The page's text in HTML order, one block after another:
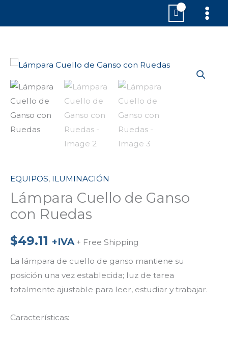
EQUIPOS, ILUMINACIÓN
Lámpara Cuello de Ganso
con Ruedas
$49.11 +IVA + Free Shipping
La lámpara de cuello de ganso mantiene su
posición una vez establecida; luz de tarea
totalmente ajustable para leer, estudiar y trabajar.
Características:
Lámpara
Cuello
de
Ganso
con
Ruedas